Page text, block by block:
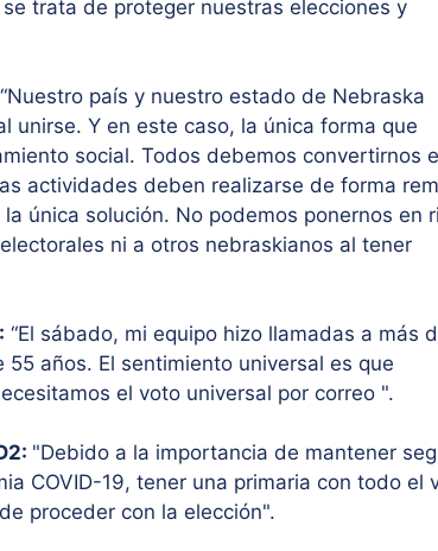
trata de proteger nuestras elecciones y
“Nuestro país y nuestro estado de Nebraska
unirse. Y en este caso, la única forma que
social. Todos debemos convertirnos
actividades deben realizarse de forma
única solución. No podemos ponernos en
ni a otros nebraskianos al tener
“El sábado, mi equipo hizo llamadas a más
años. El sentimiento universal es que
el voto universal por correo ".
"Debido a la importancia de mantener
COVID-19, tener una primaria con todo el
proceder con la elección".